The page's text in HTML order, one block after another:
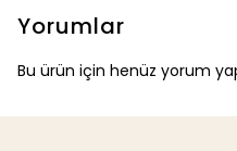
Yorumlar
Bu ürün için henüz yorum